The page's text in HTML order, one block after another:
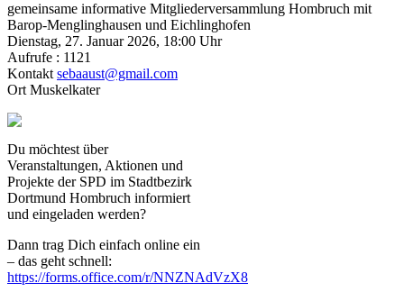
gemeinsame informative Mitgliederversammlung Hombruch mit
Barop-Menglinghausen und Eichlinghofen
Dienstag, 27. Januar 2026, 18:00 Uhr
Aufrufe : 1121
Kontakt sebaaust@gmail.com
Ort Muskelkater
Du möchtest über
Veranstaltungen, Aktionen und
Projekte der SPD im Stadtbezirk
Dortmund Hombruch informiert
und eingeladen werden?
Dann trag Dich einfach online ein
– das geht schnell:
https://forms.office.com/r/NNZNAdVzX8